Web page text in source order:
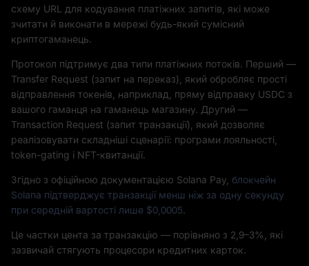
схему URL для кодування платіжних запитів, які може
зчитати й виконати в мережі будь-який сумісний
криптогаманець.
Протокол підтримує два типи платіжних потоків. Перший —
Transfer Request (запит на переказ), який обробляє прості
відправлення токенів, наприклад, пряму відправку USDC з
вашого гаманця на гаманець магазину. Другий —
Transaction Request (запит транзакції), який дозволяє
реалізовувати складніші сценарії: програми лояльності,
token-gating і NFT-квитанції.
Згідно з офіційною документацією Solana Pay, блокчейн
Solana підтверджує транзакції менш ніж за одну секунду
при середній вартості лише $0,0005.
Це частки цента за транзакцію — порівняно з 2,9–3%, які
зазвичай стягують процесори кредитних карток.